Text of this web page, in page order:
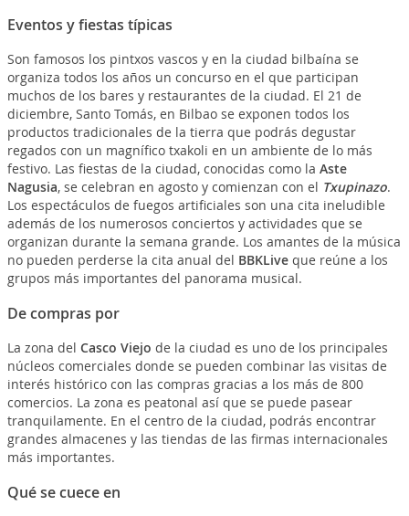
Eventos y fiestas típicas
Son famosos los pintxos vascos y en la ciudad bilbaína se
organiza todos los años un concurso en el que participan
muchos de los bares y restaurantes de la ciudad. El 21 de
diciembre, Santo Tomás, en Bilbao se exponen todos los
productos tradicionales de la tierra que podrás degustar
regados con un magnífico txakoli en un ambiente de lo más
festivo. Las fiestas de la ciudad, conocidas como la Aste
Nagusia, se celebran en agosto y comienzan con el Txupinazo.
Los espectáculos de fuegos artificiales son una cita ineludible
además de los numerosos conciertos y actividades que se
organizan durante la semana grande. Los amantes de la música
no pueden perderse la cita anual del BBKLiveque reúne a los
grupos más importantes del panorama musical.
De compras por
La zona del Casco Viejo de la ciudad es uno de los principales
núcleos comerciales donde se pueden combinar las visitas de
interés histórico con las compras gracias a los más de 800
comercios. La zona es peatonal así que se puede pasear
tranquilamente. En el centro de la ciudad, podrás encontrar
grandes almacenes y las tiendas de las firmas internacionales
más importantes.
Qué se cuece en